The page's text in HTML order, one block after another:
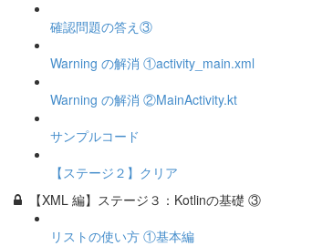
確認問題の答え③
Warning の解消 ①activity_main.xml
Warning の解消 ②MainActivity.kt
サンプルコード
【ステージ２】クリア
【XML 編】ステージ３：Kotlinの基礎 ③
リストの使い方 ①基本編